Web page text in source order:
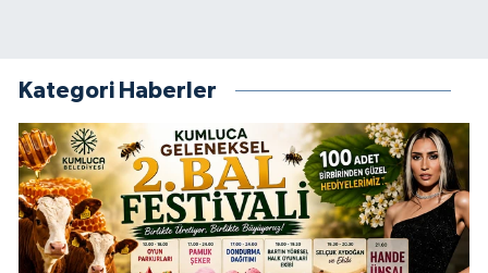
Kategori Haberler